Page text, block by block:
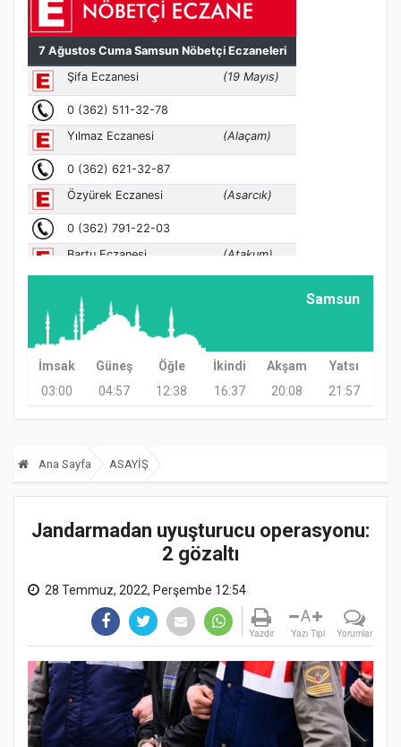
Samsun
İmsak Güneş Öğle İkindi Akşam
Yatsı
03:00
04:57 12:38 16:37 20:08 21:57
Ana Sayfa ASAYİŞ
Jandarmadan uyuşturucu operasyonu:
2 gözaltı
28 Temmuz, 2022, Perşembe 12:54
Yazdır
A
Yazı Tipi Yorumlar